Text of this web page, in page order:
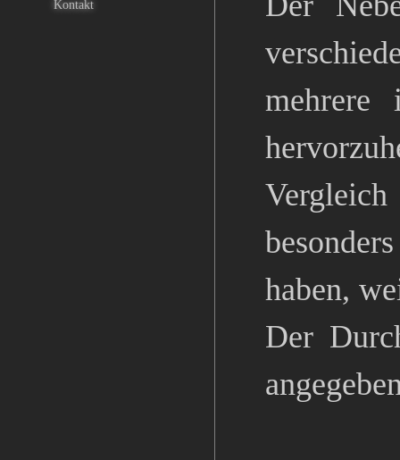
Kontakt
mehrere
haben,
Der